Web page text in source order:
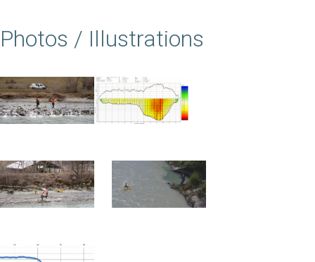
Photos / Illustrations